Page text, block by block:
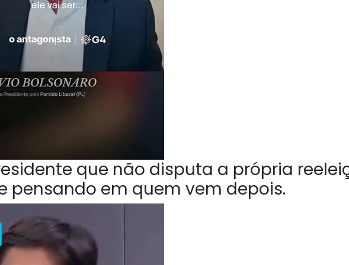
que não disputa a própria
pensando em quem vem depois.